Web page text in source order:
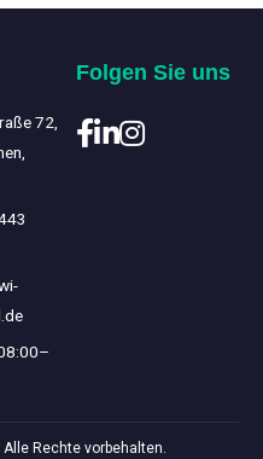
72,
Folgen Sie uns
Rechte vorbehalten.